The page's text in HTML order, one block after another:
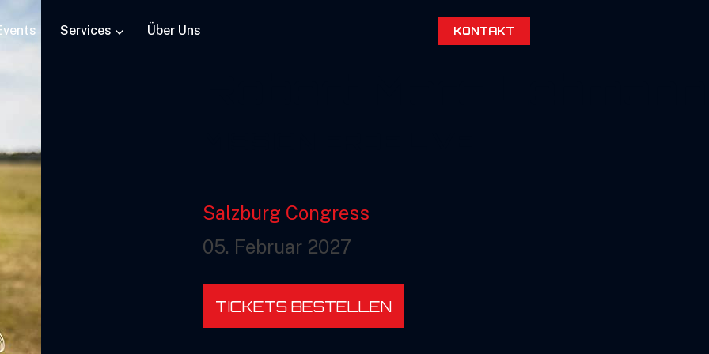
Services Über Uns KONTAKT
Salzburg Congress
05. Februar 2027
TICKETS BESTELLEN